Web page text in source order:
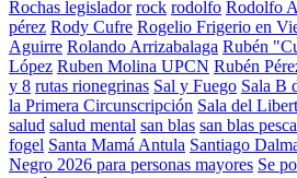
Rochas legislador rock rodolfo Rodolfo
pérez Rody Cufre Rogelio Frigerio en
Aguirre Rolando Arrizabalaga Rubén
López Ruben Molina UPCN Rubén
y 8 rutas rionegrinas Sal y Fuego Sala B
la Primera Circunscripción Sala del
salud salud mental san blas san blas pesca
fogel Santa Mamá Antula Santiago
Negro 2026 para personas mayores Se